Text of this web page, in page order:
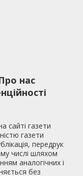
нас
сайті газети
газети
передрук
числі шляхом
аналогічних і
без